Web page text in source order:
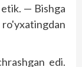
— Bishga
edi.